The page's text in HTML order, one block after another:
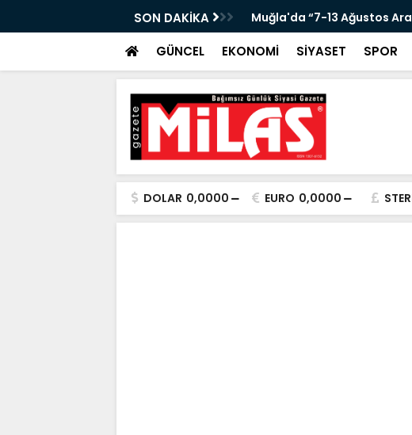
SON DAKİKA
ÖNEMLİ KONUK!” Muğla'da “7-13 Ağustos
GÜNCEL EKONOMİ SİYASET SPOR
DOLAR 0,0000 EURO 0,0000